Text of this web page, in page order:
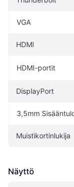
VGA
HDMI
HDMI-portit
DisplayPort
3,5mm
Muistikortinlukija
Näyttö